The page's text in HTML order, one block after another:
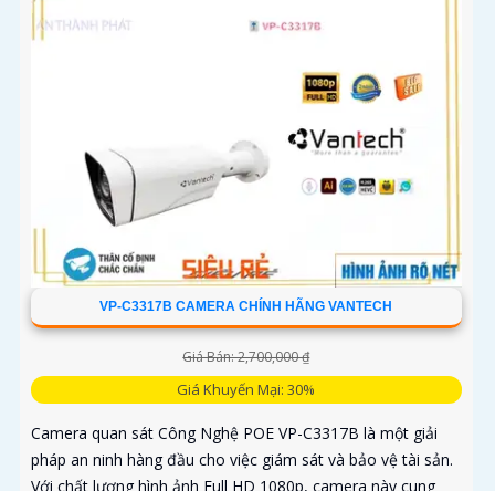
VP-C3317B CAMERA CHÍNH HÃNG VANTECH
Giá Bán: 2,700,000 ₫
Giá Khuyến Mại: 30%
Camera quan sát Công Nghệ POE VP-C3317B là một giải
pháp an ninh hàng đầu cho việc giám sát và bảo vệ tài sản.
Với chất lượng hình ảnh Full HD 1080p, camera này cung